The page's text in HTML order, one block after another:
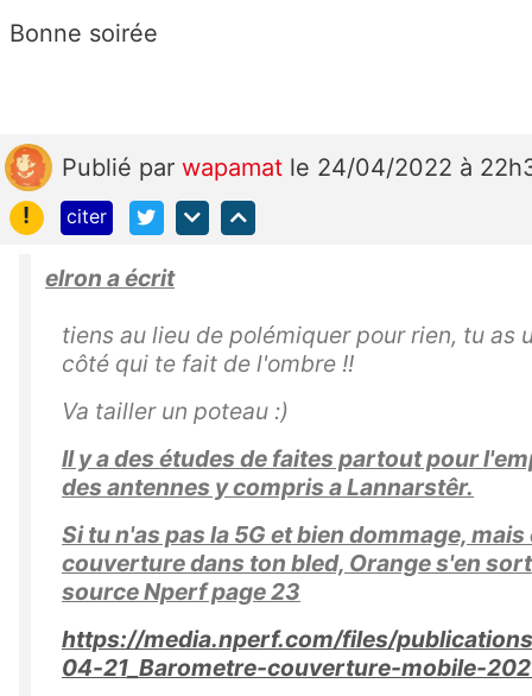
Bonne soirée
Publié par wapamat le 24/04/2022 à
!
citer
elron a écrit
tiens au lieu de polémiquer pour rien, tu as
côté qui te fait de l'ombre !!
Va tailler un poteau :)
Il y a des études de faites partout pour
des antennes y compris a Lannarstêr.
Si tu n'as pas la 5G et bien dommage, mais
couverture dans ton bled, Orange s'en
source Nperf page 23
https://media.nperf.com/files/
04-21_Barometre-couverture-mobile-